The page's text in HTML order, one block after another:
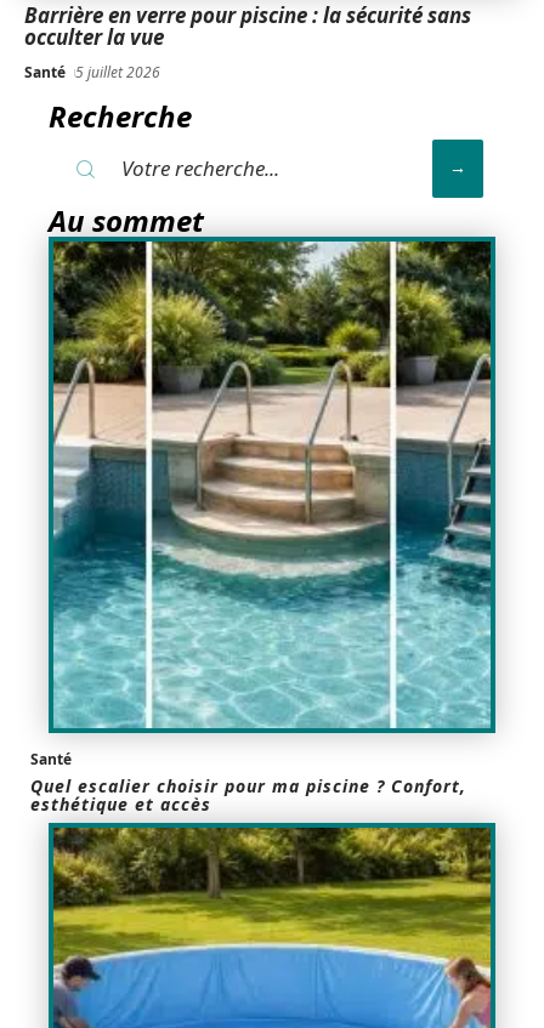
Barrière en verre pour piscine : la sécurité sans
occulter la vue
Santé 5 juillet 2026
Recherche
Au sommet
Santé
Quel escalier choisir pour ma piscine ? Confort,
esthétique et accès